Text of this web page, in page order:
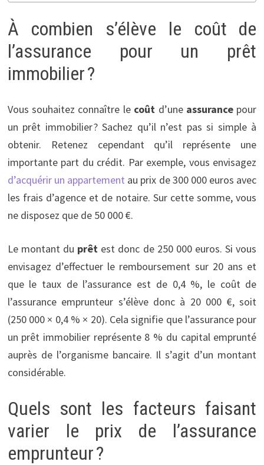
À combien s’élève le coût de
l’assurance pour un prêt
immobilier ?
Vous souhaitez connaître le coût d’une assurancepour
un prêt immobilier ? Sachez qu’il n’est pas si simple à
obtenir. Retenez cependant qu’il représente une
importante part du crédit. Par exemple, vous envisagez
d’acquérir un appartement au prix de 300 000 euros avec
les frais d’agence et de notaire. Sur cette somme, vous
ne disposez que de 50 000 €.
Le montant du prêt est donc de 250 000 euros. Si vous
envisagez d’effectuer le remboursement sur 20 ans et
que le taux de l’assurance est de 0,4 %, le coût de
l’assurance emprunteur s’élève donc à 20 000 €, soit
(250 000 × 0,4 % × 20). Cela signifie que l’assurance pour
un prêt immobilier représente 8 % du capital emprunté
auprès de l’organisme bancaire. Il s’agit d’un montant
considérable.
Quels sont les facteurs faisant
varier le prix de l’assurance
emprunteur ?